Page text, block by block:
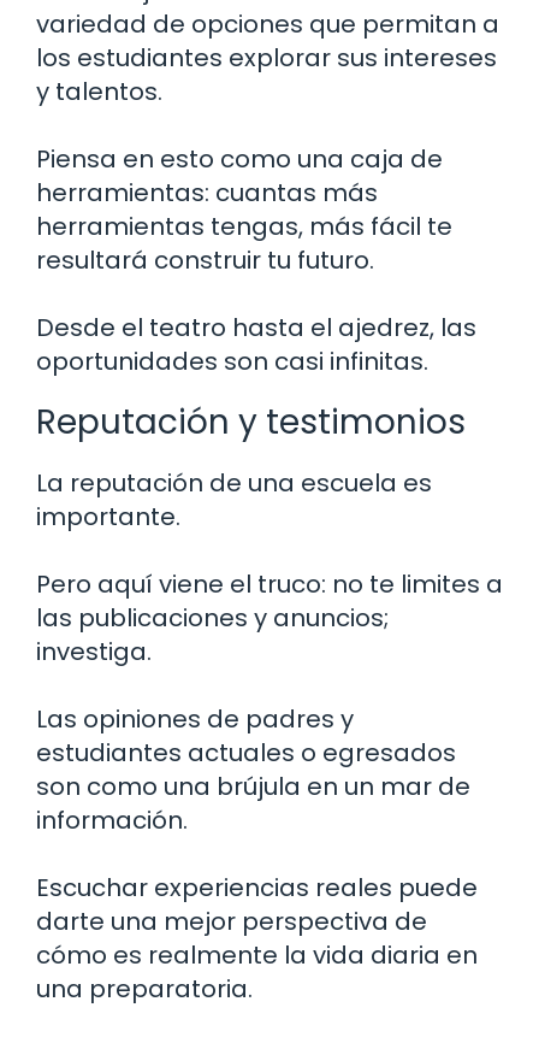
variedad de opciones que permitan a
los estudiantes explorar sus intereses
y talentos.
Piensa en esto como una caja de
herramientas: cuantas más
herramientas tengas, más fácil te
resultará construir tu futuro.
Desde el teatro hasta el ajedrez, las
oportunidades son casi infinitas.
Reputación y testimonios
La reputación de una escuela es
importante.
Pero aquí viene el truco: no te limites a
las publicaciones y anuncios;
investiga.
Las opiniones de padres y
estudiantes actuales o egresados
son como una brújula en un mar de
información.
Escuchar experiencias reales puede
darte una mejor perspectiva de
cómo es realmente la vida diaria en
una preparatoria.